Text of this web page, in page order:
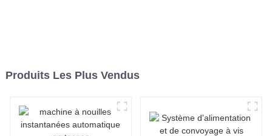
Produits Les Plus Vendus